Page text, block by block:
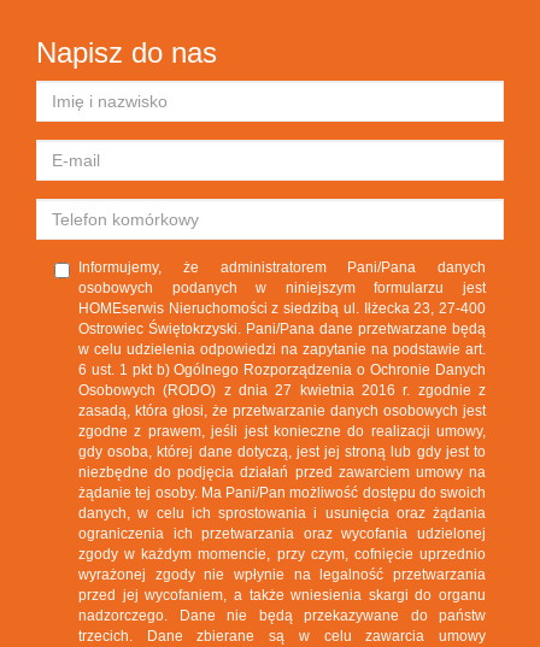
Napisz do nas
Informujemy, że administratorem Pani/Pana danych
osobowych podanych w niniejszym formularzu jest
HOMEserwis Nieruchomości z siedzibą ul. Iłżecka 23, 27-400
Ostrowiec Świętokrzyski. Pani/Pana dane przetwarzane będą
w celu udzielenia odpowiedzi na zapytanie na podstawie art.
6 ust. 1 pkt b) Ogólnego Rozporządzenia o Ochronie Danych
Osobowych (RODO) z dnia 27 kwietnia 2016 r. zgodnie z
zasadą, która głosi, że przetwarzanie danych osobowych jest
zgodne z prawem, jeśli jest konieczne do realizacji umowy,
gdy osoba, której dane dotyczą, jest jej stroną lub gdy jest to
niezbędne do podjęcia działań przed zawarciem umowy na
żądanie tej osoby. Ma Pani/Pan możliwość dostępu do swoich
danych, w celu ich sprostowania i usunięcia oraz żądania
ograniczenia ich przetwarzania oraz wycofania udzielonej
zgody w każdym momencie, przy czym, cofnięcie uprzednio
wyrażonej zgody nie wpłynie na legalność przetwarzania
przed jej wycofaniem, a także wniesienia skargi do organu
nadzorczego. Dane nie będą przekazywane do państw
trzecich. Dane zbierane są w celu zawarcia umowy